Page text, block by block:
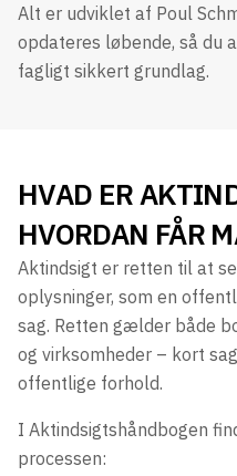
Alt er udviklet af Poul
opdateres løbende, så du
fagligt sikkert grundlag.
HVAD ER
HVORDAN FÅR
Aktindsigt er retten til at
oplysninger, som en
sag. Retten gælder både
og virksomheder – kort
offentlige forhold.
I Aktindsigtshåndbogen
processen: